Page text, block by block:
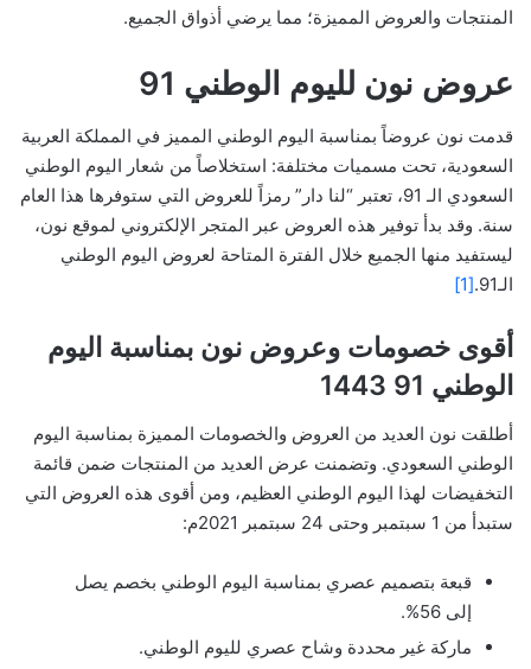
المنتجات والعروض المميزة؛ مما يرضي أذواق الجميع.
عروض نون لليوم الوطني 91
قدمت نون عروضاً بمناسبة اليوم الوطني المميز في المملكة العربية
السعودية، تحت مسميات مختلفة: استخلاصاً من شعار اليوم الوطني
السعودي الـ 91، تعتبر “لنا دار” رمزاً للعروض التي ستوفرها هذا العام
سنة. وقد بدأ توفير هذه العروض عبر المتجر الإلكتروني لموقع نون،
ليستفيد منها الجميع خلال الفترة المتاحة لعروض اليوم الوطني
الـ91.
[1]
أقوى خصومات وعروض نون بمناسبة اليوم
الوطني 91 1443
أطلقت نون العديد من العروض والخصومات المميزة بمناسبة اليوم
الوطني السعودي. وتضمنت عرض العديد من المنتجات ضمن قائمة
التخفيضات لهذا اليوم الوطني العظيم، ومن أقوى هذه العروض التي
ستبدأ من 1 سبتمبر وحتى 24 سبتمبر 2021م:
قبعة بتصميم عصري بمناسبة اليوم الوطني بخصم يصل
إلى 56%.
ماركة غير محددة وشاح عصري لليوم الوطني.